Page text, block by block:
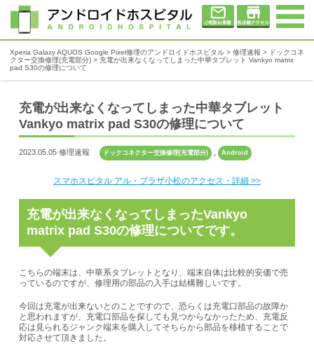
Xperia Galaxy AQUOS Google Pixel修理のアンドロイドホスピタル > 修理速報 > ドックコネ
クター交換修理(充電部分) > 充電が出来なくなってしまった中華タブレット Vankyo matrix
pad S30の修理について
充電が出来なくなってしまった中華タブレット
Vankyo matrix pad S30の修理について
2023.05.05 修理速報 ドックコネクター交換修理(充電部分) , Android
スマホスピタル アル・プラザ小松のアクセス・詳細 >>
充電が出来なくなってしまったVankyo
matrix pad S30の修理についてです。
こちらの端末は、中華系タブレットとなり、端末自体は比較的安価で売
っているのですが、修理用の部品の入手は結構難しいです。
今回は充電が出来ないとのことですので、恐らくは充電口部品の故障か
と思われますが、充電口部品を探しても見つからなかったため、充電反
応は見られるジャンク端末を購入してそちらから部品を移植することで
対応させて頂きました。